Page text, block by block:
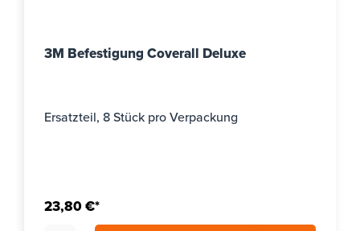
3M Befestigung Coverall Deluxe
Ersatzteil, 8 Stück pro Verpackung
23,80 €*